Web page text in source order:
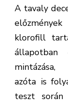
A tavaly
klorofill
mintázása,
azóta is
teszt